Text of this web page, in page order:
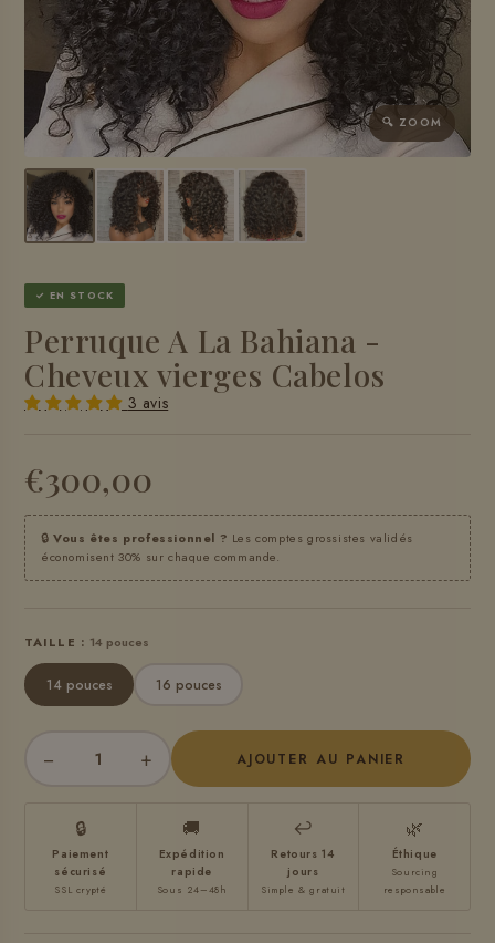
🔍 ZOOM
✓ EN STOCK
Perruque A La Bahiana -
Cheveux vierges Cabelos
3 avis
€300,00
🔒Vous êtes professionnel ? Les comptes grossistes validés
économisent 30% sur chaque commande.
TAILLE : 14 pouces
14 pouces 16 pouces
− + AJOUTER AU PANIER
🔒
Paiement
sécurisé
SSL crypté
🚚
Expédition
rapide
Sous 24–48h
↩
Retours 14
jours
Simple & gratuit
🌿
Éthique
Sourcing
responsable